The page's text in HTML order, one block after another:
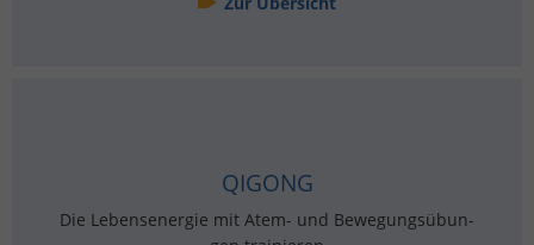
QI­GONG
Die Le­bens­en­er­gie mit Atem- und Be­we­gungs­übun­